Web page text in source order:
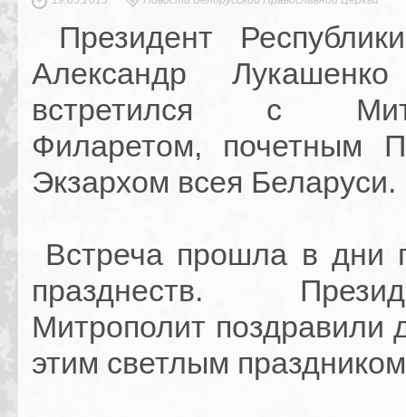
Президент
Александр
встретился с
Филаретом, почетным
Экзархом всея Беларуси.
Встреча прошла в дни
празднеств.
Митрополит поздравили
этим светлым